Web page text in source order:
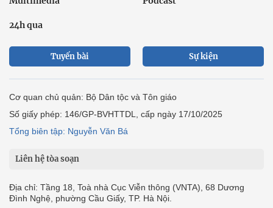
24h qua
Tuyến bài Sự kiện
Cơ quan chủ quản: Bộ Dân tộc và Tôn giáo
Số giấy phép: 146/GP-BVHTTDL, cấp ngày 17/10/2025
Tổng biên tập: Nguyễn Văn Bá
Liên hệ tòa soạn
Địa chỉ: Tầng 18, Toà nhà Cục Viễn thông (VNTA), 68 Dương
Đình Nghệ, phường Cầu Giấy, TP. Hà Nội.